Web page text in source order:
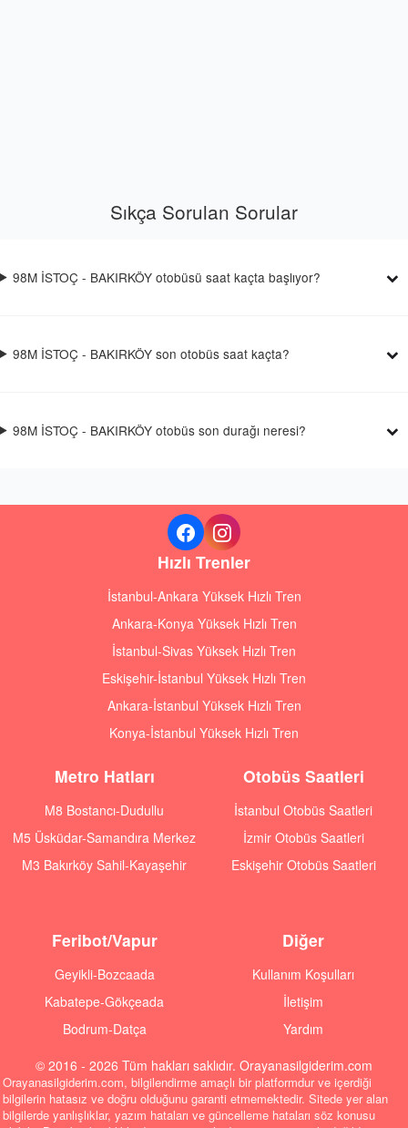
Sıkça Sorulan Sorular
98M İSTOÇ - BAKIRKÖY otobüsü saat kaçta başlıyor?
98M İSTOÇ - BAKIRKÖY son otobüs saat kaçta?
98M İSTOÇ - BAKIRKÖY otobüs son durağı neresi?
Hızlı Trenler
İstanbul-Ankara Yüksek Hızlı Tren
Ankara-Konya Yüksek Hızlı Tren
İstanbul-Sivas Yüksek Hızlı Tren
Eskişehir-İstanbul Yüksek Hızlı Tren
Ankara-İstanbul Yüksek Hızlı Tren
Konya-İstanbul Yüksek Hızlı Tren
Metro Hatları
M8 Bostancı-Dudullu
M5 Üsküdar-Samandıra Merkez
M3 Bakırköy Sahil-Kayaşehir
Otobüs Saatleri
İstanbul Otobüs Saatleri
İzmir Otobüs Saatleri
Eskişehir Otobüs Saatleri
Feribot/Vapur
Geyikli-Bozcaada
Kabatepe-Gökçeada
Bodrum-Datça
Diğer
Kullanım Koşulları
İletişim
Yardım
© 2016 - 2026 Tüm hakları saklıdır. Orayanasilgiderim.com
Orayanasilgiderim.com, bilgilendirme amaçlı bir platformdur ve içerdiği
bilgilerin hatasız ve doğru olduğunu garanti etmemektedir. Sitede yer alan
bilgilerde yanlışlıklar, yazım hataları ve güncelleme hataları söz konusu